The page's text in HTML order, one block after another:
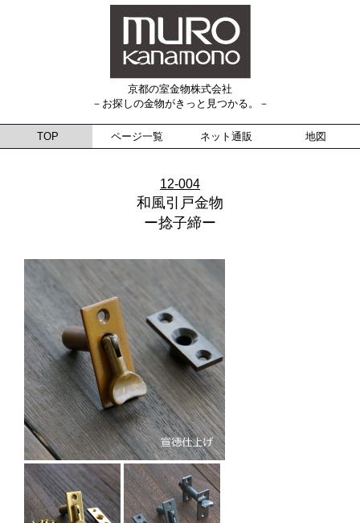
京都の室金物株式会社
－お探しの金物がきっと見つかる。－
TOP ページ一覧 ネット通販 地図
12-004
和風引戸金物
ー捻子締ー